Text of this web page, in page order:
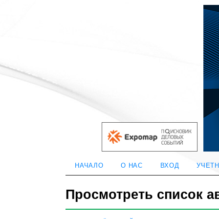
НАЧАЛО О НАС ВХОД
Просмотреть список